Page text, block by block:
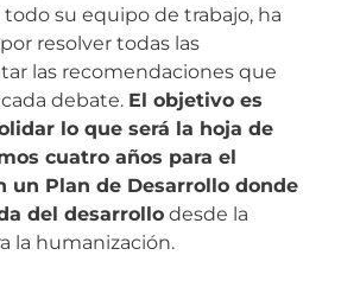
su equipo de trabajo, ha
resolver todas las
las recomendaciones que
debate. El objetivo es
lo que será la hoja de
cuatro años para el
un Plan de Desarrollo donde
del desarrollo desde la
la humanización.